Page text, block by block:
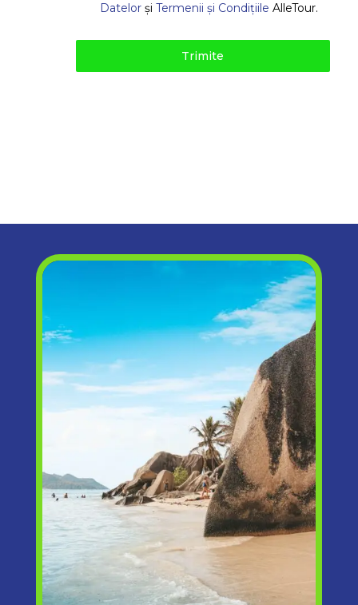
Datelorși Termenii și Condițiile AlleTour.
Trimite